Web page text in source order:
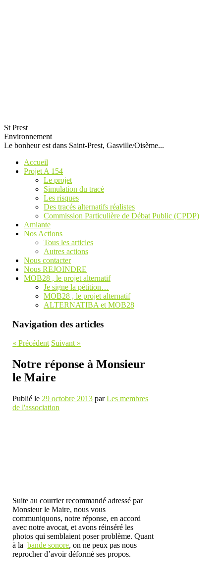
St Prest
Environnement
Le bonheur est dans Saint-Prest, Gasville/Oisème...
Accueil
Projet A 154
Le projet
Simulation du tracé
Les risques
Des tracés alternatifs réalistes
Commission Particulière de Débat Public (CPDP)
Amiante
Nos Actions
Tous les articles
Autres actions
Nous contacter
Nous REJOINDRE
MOB28 , le projet alternatif
Je signe la pétition…
MOB28 , le projet alternatif
ALTERNATIBA et MOB28
Navigation des articles
« Précédent Suivant »
Notre réponse à Monsieur
le Maire
Publié le 29 octobre 2013 parLes membres
de l'association
Suite au courrier recommandé adressé par
Monsieur le Maire, nous vous
communiquons, notre réponse, en accord
avec notre avocat, et avons réinséré les
photos qui semblaient poser problème. Quant
à labande sonore, on ne peux pas nous
reprocher d’avoir déformé ses propos.